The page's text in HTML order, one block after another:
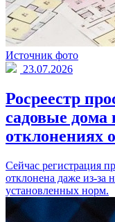
Источник фото
23.07.2026
Росреестр
садовые дома
отклонениях
Сейчас регистрация
отклонена даже из-за
установленных норм.